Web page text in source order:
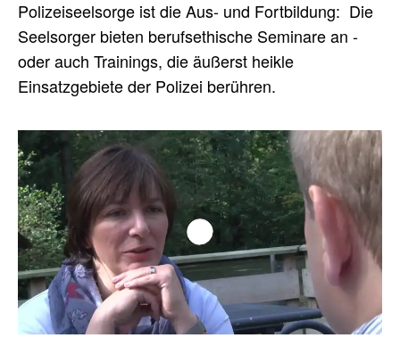
Polizeiseelsorge ist die Aus- und Fortbildung: Die
Seelsorger bieten berufsethische Seminare an -
oder auch Trainings, die äußerst heikle
Einsatzgebiete der Polizei berühren.
Play/Pause 00:00/00:00 Fullscreen